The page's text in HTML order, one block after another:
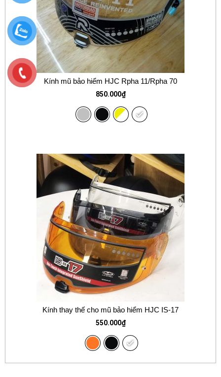
Kính mũ bảo hiểm HJC Rpha 11/Rpha 70
850.000₫
Kính thay thế cho mũ bảo hiểm HJC IS-17
550.000₫